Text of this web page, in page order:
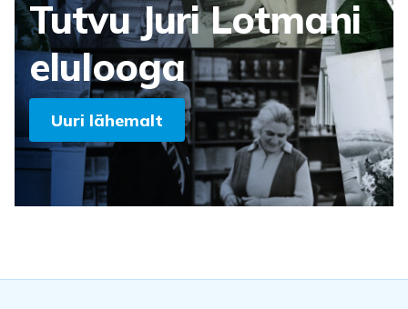
Tutvu Juri Lotmani
elulooga
Uuri lähemalt